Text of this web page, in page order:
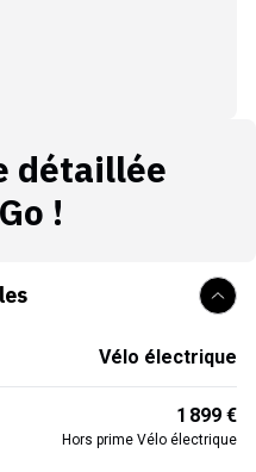
détaillée
!
Vélo électrique
1 899 €
Hors prime Vélo électrique